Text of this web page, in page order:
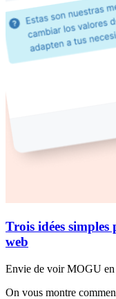
Trois idées
web
Envie de voir MOGU en
On vous montre